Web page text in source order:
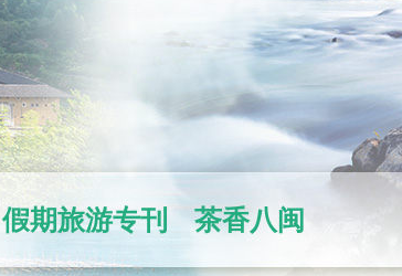
假期旅游专刊 茶香八闽